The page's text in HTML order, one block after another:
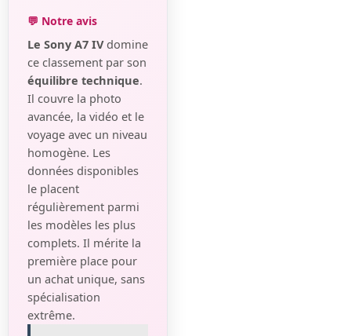
💬 Notre avis
Le Sony A7 IVdomine
ce classement par son
équilibre technique.
Il couvre la photo
avancée, la vidéo et le
voyage avec un niveau
homogène. Les
données disponibles
le placent
régulièrement parmi
les modèles les plus
complets. Il mérite la
première place pour
un achat unique, sans
spécialisation
extrême.